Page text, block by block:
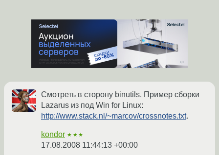
Смотреть в сторону binutils. Пример сборки
Lazarus из под Win for Linux:
http://www.stack.nl/~marcov/crossnotes.txt.
kondor ★★★
17.08.2008 11:44:13 +00:00